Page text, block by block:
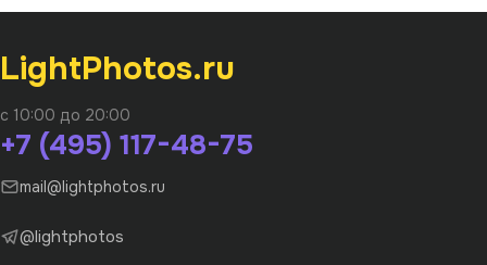
LightPhotos.ru
с 10:00 до 20:00
+7 (495) 117-48-75
mail@lightphotos.ru
@lightphotos